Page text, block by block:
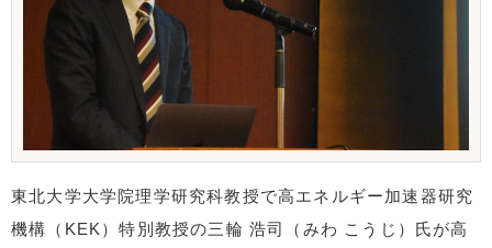
東北大学大学院理学研究科教授で高エネルギー加速器研究
機構（KEK）特別教授の三輪 浩司（みわ こうじ）氏が高